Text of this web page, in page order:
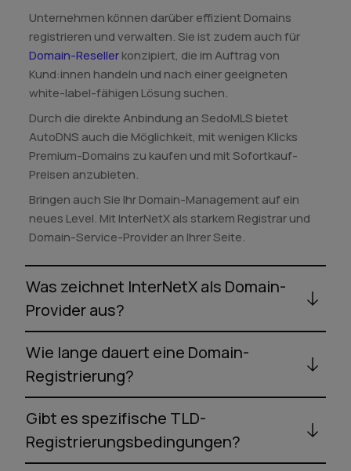
Unternehmen können darüber effizient Domains
registrieren und verwalten. Sie ist zudem auch für
Domain-Resellerkonzipiert, die im Auftrag von
Kund:innen handeln und nach einer geeigneten
white-label-fähigen Lösung suchen.
Durch die direkte Anbindung an SedoMLS bietet
AutoDNS auch die Möglichkeit, mit wenigen Klicks
Premium-Domains zu kaufen und mit Sofortkauf-
Preisen anzubieten.
Bringen auch Sie Ihr Domain-Management auf ein
neues Level. Mit InterNetX als starkem Registrar und
Domain-Service-Provider an Ihrer Seite.
Was zeichnet InterNetX als Domain-
Provider aus?
Wie lange dauert eine Domain-
Registrierung?
Gibt es spezifische TLD-
Registrierungsbedingungen?